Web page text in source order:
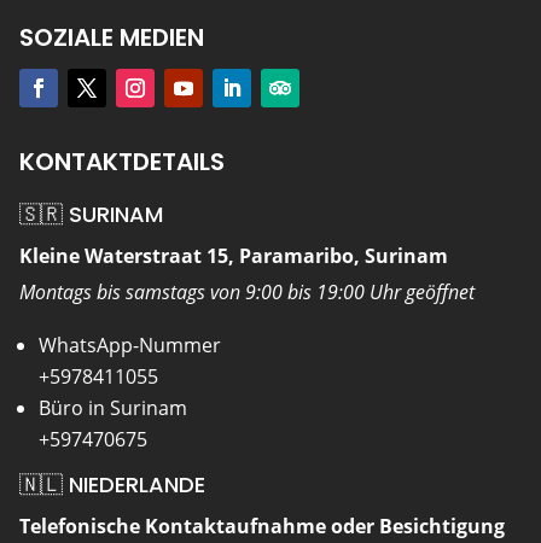
SOZIALE MEDIEN
KONTAKTDETAILS
🇸🇷 SURINAM
Kleine Waterstraat 15, Paramaribo, Surinam
Montags bis samstags von 9:00 bis 19:00 Uhr geöffnet
WhatsApp-Nummer
+5978411055
Büro in Surinam
+597470675
🇳🇱 NIEDERLANDE
Telefonische Kontaktaufnahme oder Besichtigung